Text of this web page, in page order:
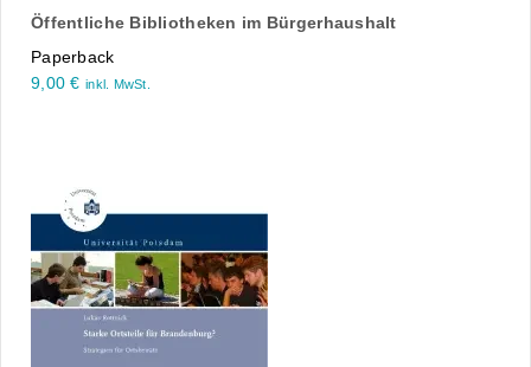
Öffentliche Bibliotheken im Bürgerhaushalt
Paperback
9,00€ inkl. MwSt.